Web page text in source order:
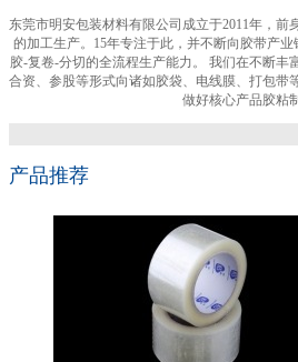
东莞市明安包装材料有限公司成立于2011年，前
的加工生产。15年专注于此，并不断向胶带产
胶-复卷-分切的全流程生产能力。 我们在不断丰
合资、参股等形式向诸如胶袋、电线膜、打包带
做好核心产品胶粘
产品推荐